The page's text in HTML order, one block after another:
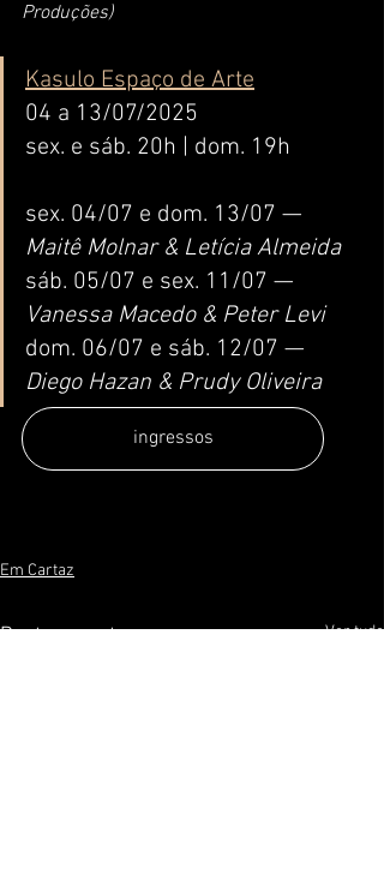
Produções)
Kasulo Espaço de Arte
04 a 13/07/2025
sex. e sáb. 20h | dom. 19h
sex. 04/07 e dom. 13/07 —
Maitê Molnar & Letícia Almeida
sáb. 05/07 e sex. 11/07 —
Vanessa Macedo & Peter Levi
dom. 06/07 e sáb. 12/07 —
Diego Hazan & Prudy Oliveira
ingressos
Em Cartaz
Posts recentes Ver tudo